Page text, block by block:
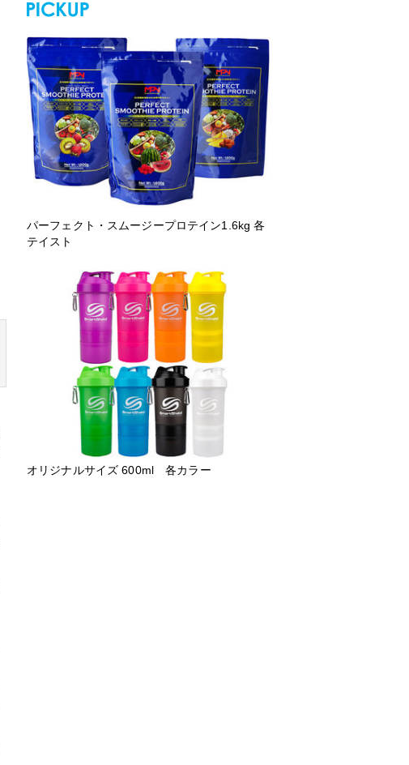
パーフェクト・スムージープロテイン1.6kg 各
テイスト
オリジナルサイズ 600ml 各カラー